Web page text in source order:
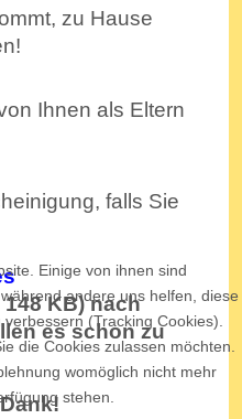
zu Hause
Ihnen als Eltern
falls Sie
KB) nach
es schon zu
Einige von ihnen sind
andere uns helfen, diese
(Tracking Cookies).
die Cookies zulassen möchten.
womöglich nicht mehr
stehen.